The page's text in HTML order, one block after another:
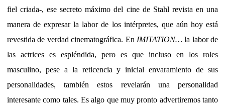
fiel criada-, ese secreto máximo del cine de Stahl revista en una
manera de expresar la labor de los intérpretes, que aún hoy está
revestida de verdad cinematográfica. En IMITATION… la labor de
las actrices es espléndida, pero es que incluso en los roles
masculino, pese a la reticencia y inicial envaramiento de sus
personalidades, también estos revelarán una personalidad
interesante como tales. Es algo que muy pronto advertiremos tanto